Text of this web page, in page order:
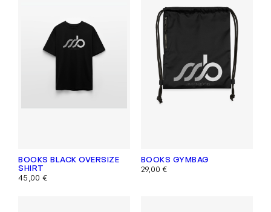
BOOKS BLACK OVERSIZE
SHIRT
45,00 €
BOOKS GYMBAG
29,00€